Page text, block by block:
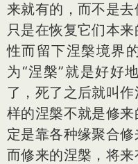
来就有的，而不是去
只是在恢复它们本
性而留下涅槃境界
为“涅槃”就是好好
了，死了之后就叫
样的涅槃不就是修
定是靠各种缘聚合
而修来的涅槃，将